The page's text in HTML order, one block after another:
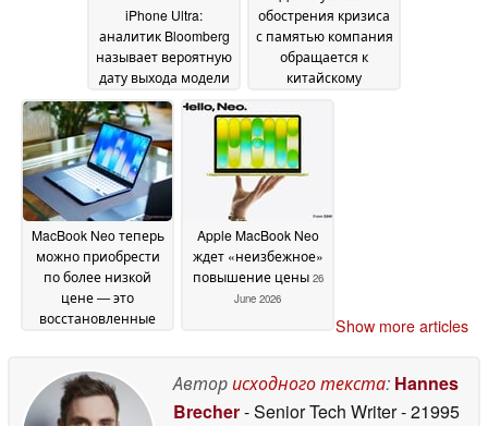
iPhone Ultra:
аналитик Bloomberg
называет вероятную
дату выхода модели
« Apple »29 June 2026
обострения кризиса
с памятью компания
обращается к
китайскому
микросхем,
включенному в
«черный список»
June 2026
MacBook Neo теперь
можно приобрести
по более низкой
цене — это
восстановленные
напрямую от Apple
June 2026
Apple MacBook Neo
ждет «неизбежное»
повышение цены 26
June 2026
Show more articles
Авторисходного текста: Hannes
Brecher- Senior Tech Writer- 21995